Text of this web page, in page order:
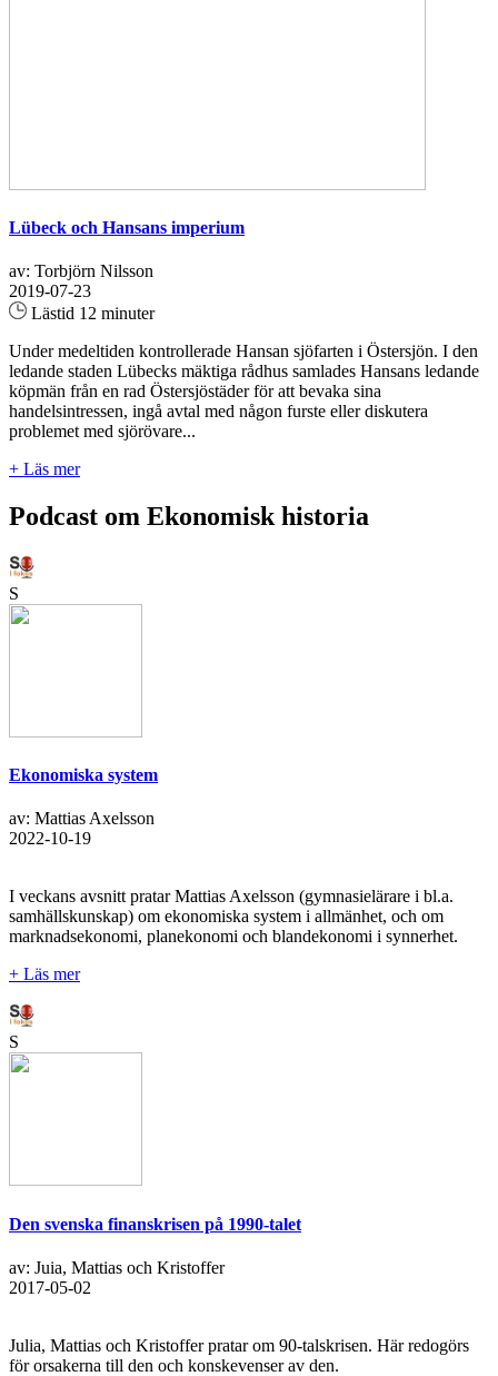
Lübeck och Hansans imperium
av: Torbjörn Nilsson
2019-07-23
Lästid 12 minuter
Under medeltiden kontrollerade Hansan sjöfarten i Östersjön. I den
ledande staden Lübecks mäktiga rådhus samlades Hansans ledande
köpmän från en rad Östersjöstäder för att bevaka sina
handelsintressen, ingå avtal med någon furste eller diskutera
problemet med sjörövare...
+ Läs mer
Podcast om Ekonomisk historia
S
Ekonomiska system
av: Mattias Axelsson
2022-10-19
I veckans avsnitt pratar Mattias Axelsson (gymnasielärare i bl.a.
samhällskunskap) om ekonomiska system i allmänhet, och om
marknadsekonomi, planekonomi och blandekonomi i synnerhet.
+ Läs mer
S
Den svenska finanskrisen på 1990-talet
av: Juia, Mattias och Kristoffer
2017-05-02
Julia, Mattias och Kristoffer pratar om 90-talskrisen. Här redogörs
för orsakerna till den och konskevenser av den.